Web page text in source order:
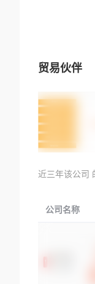
贸易伙伴
近三年该公司
公司名称